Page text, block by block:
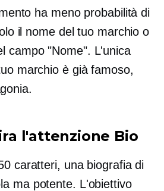
ha meno probabilità di
il nome del tuo marchio o
campo "Nome". L'unica
marchio è già famoso,
l'attenzione Bio
caratteri, una biografia di
ma potente. L'obiettivo